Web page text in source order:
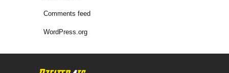
Comments feed
WordPress.org